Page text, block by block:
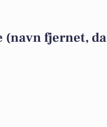
(navn fjernet, da